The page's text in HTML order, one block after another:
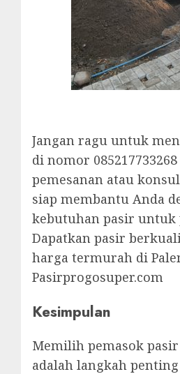
Jangan ragu untuk
di nomor
pemesanan atau
siap membantu Anda
kebutuhan pasir untuk
Dapatkan pasir
harga termurah di
Pasirprogosuper.com
Kesimpulan
Memilih pemasok
adalah langkah